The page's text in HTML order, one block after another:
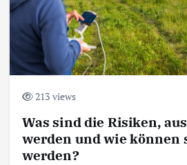
213 views
Was sind die Risiken,
werden und wie können
werden?